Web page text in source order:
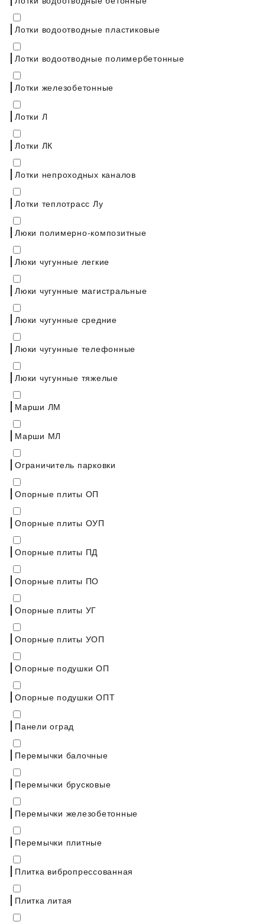
Лотки водоотводные пластиковые
Лотки водоотводные полимербетонные
Лотки железобетонные
Лотки Л
Лотки ЛК
Лотки непроходных каналов
Лотки теплотрасс Лу
Люки полимерно-композитные
Люки чугунные легкие
Люки чугунные магистральные
Люки чугунные средние
Люки чугунные телефонные
Люки чугунные тяжелые
Марши ЛМ
Марши МЛ
Ограничитель парковки
Опорные плиты ОП
Опорные плиты ОУП
Опорные плиты ПД
Опорные плиты ПО
Опорные плиты УГ
Опорные плиты УОП
Опорные подушки ОП
Опорные подушки ОПТ
Панели оград
Перемычки балочные
Перемычки брусковые
Перемычки железобетонные
Перемычки плитные
Плитка вибропрессованная
Плитка литая